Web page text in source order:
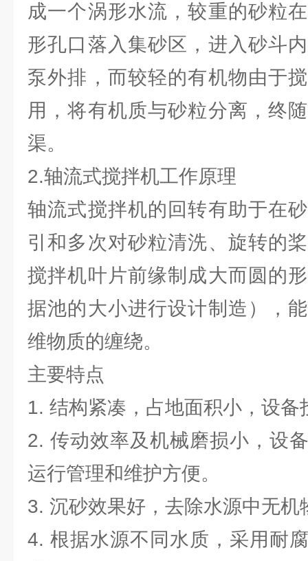
成一个涡形水流，较重的砂粒
形孔口落入集砂区，进入砂斗
泵外排，而较轻的有机物由于
用，将有机质与砂粒分离，终
渠。
2.轴流式搅拌机工作原理
轴流式搅拌机的回转有助于在
引和多次对砂粒清洗、旋转的
搅拌机叶片前缘制成大而圆的
据池的大小进行设计制造），
维物质的缠绕。
主要特点
1. 结构紧凑，占地面积小，设
2. 传动效率及机械磨损小，设
运行管理和维护方便。
3. 沉砂效果好，去除水源中无
4. 根据水源不同水质，采用耐